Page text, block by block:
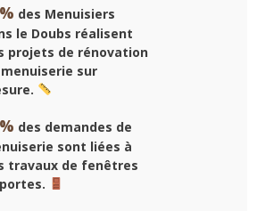
des Menuisiers
le Doubs réalisent
projets de rénovation
sur
des demandes de
sont liées à
travaux de fenêtres